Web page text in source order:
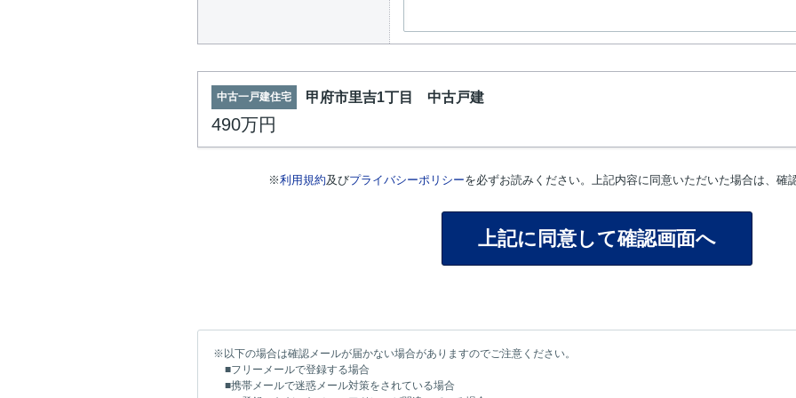
中古一戸建住宅 甲府市里吉1丁目 中古戸建
490万円
※利用規約及びプライバシーポリシーを必ずお読みください。上記内容に同意いただいた場合は、確
※以下の場合は確認メールが届かない場合がありますのでご注意ください。
■フリーメールで登録する場合
■携帯メールで迷惑メール対策をされている場合